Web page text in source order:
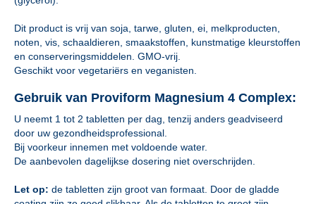
Dit product is vrij van soja, tarwe, gluten, ei, melkproducten,
noten, vis, schaaldieren, smaakstoffen, kunstmatige kleurstoffen
en conserveringsmiddelen. GMO-vrij.
Geschikt voor vegetariërs en veganisten.
Gebruik van Proviform Magnesium 4 Complex:
U neemt 1 tot 2 tabletten per dag, tenzij anders geadviseerd
door uw gezondheidsprofessional.
Bij voorkeur innemen met voldoende water.
De aanbevolen dagelijkse dosering niet overschrijden.
Let op: de tabletten zijn groot van formaat. Door de gladde